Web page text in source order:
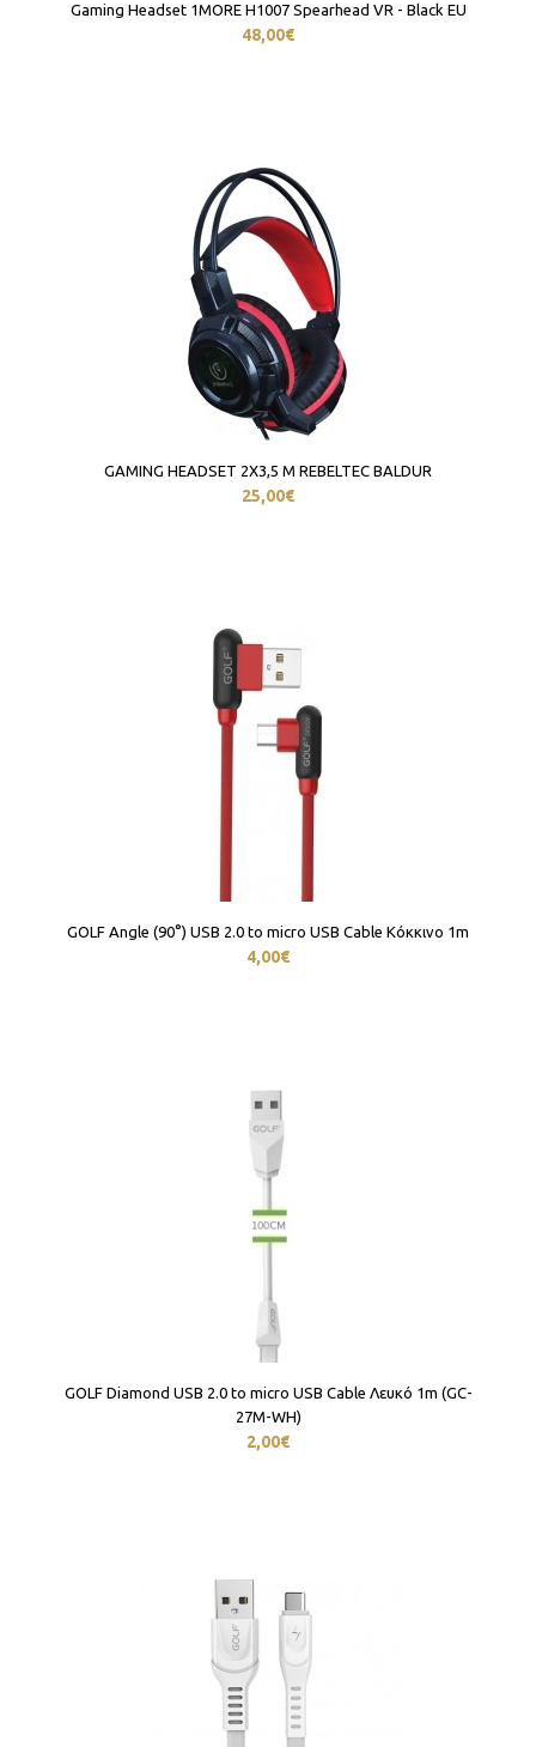
Gaming Headset 1MORE H1007 Spearhead VR - Black EU
48,00€
GAMING HEADSET 2X3,5 M REBELTEC BALDUR
25,00€
GOLF Angle (90°) USB 2.0 to micro USB Cable Κόκκινο 1m
4,00€
GOLF Diamond USB 2.0 to micro USB Cable Λευκό 1m (GC-
27M-WH)
2,00€